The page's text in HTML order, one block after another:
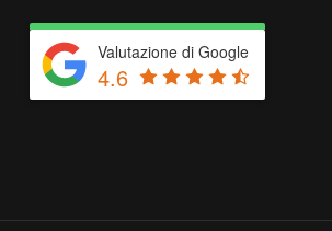
Valutazione di Google
4.6